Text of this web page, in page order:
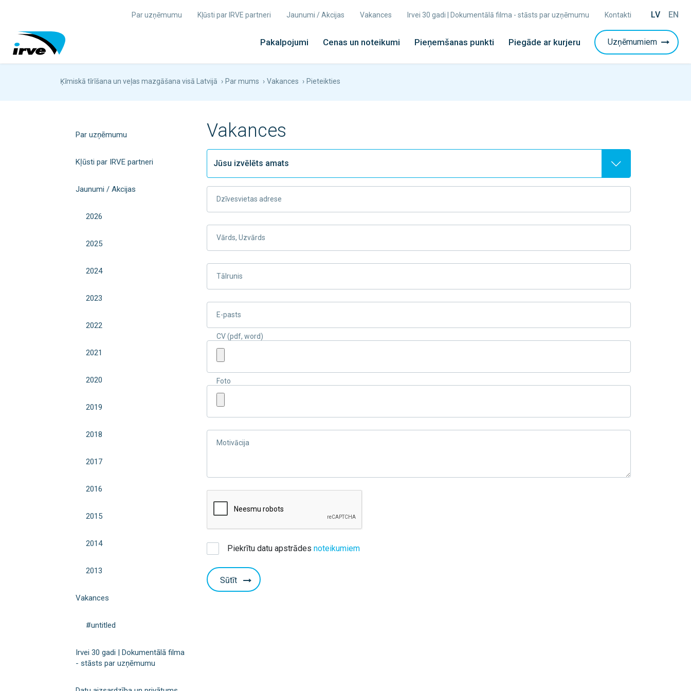
Par uzņēmumu Kļūsti par IRVE partneri Jaunumi / Akcijas Vakances Irvei 30 gadi | Dokumentālā filma - stāsts par uzņēmumu Kontakti LV EN
Pakalpojumi Cenas un noteikumi Pieņemšanas punkti Piegāde ar kurjeru Uzņēmumiem
Ķīmiskā tīrīšana un veļas mazgāšana visā Latvijā › Par mums › Vakances › Pieteikties
Par uzņēmumu
Kļūsti par IRVE partneri
Jaunumi / Akcijas
2026
2025
2024
2023
2022
2021
2020
2019
2018
2017
2016
2015
2014
2013
Vakances
#untitled
Irvei 30 gadi | Dokumentālā filma
- stāsts par uzņēmumu
Vakances
Dzīvesvietas adrese
Vārds, Uzvārds
Tālrunis
E-pasts
CV (pdf, word)
Foto
Motivācija
Piekrītu datu apstrādes noteikumiem
Sūtīt